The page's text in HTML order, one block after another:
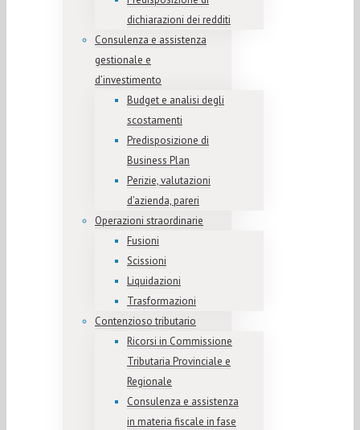
dichiarazioni dei redditi
Consulenza e assistenza
gestionale e
d’investimento
Budget e analisi degli
scostamenti
Predisposizione di
Business Plan
Perizie, valutazioni
d’azienda, pareri
Operazioni straordinarie
Fusioni
Scissioni
Liquidazioni
Trasformazioni
Contenzioso tributario
Ricorsi in Commissione
Tributaria Provinciale e
Regionale
Consulenza e assistenza
in materia fiscale in fase